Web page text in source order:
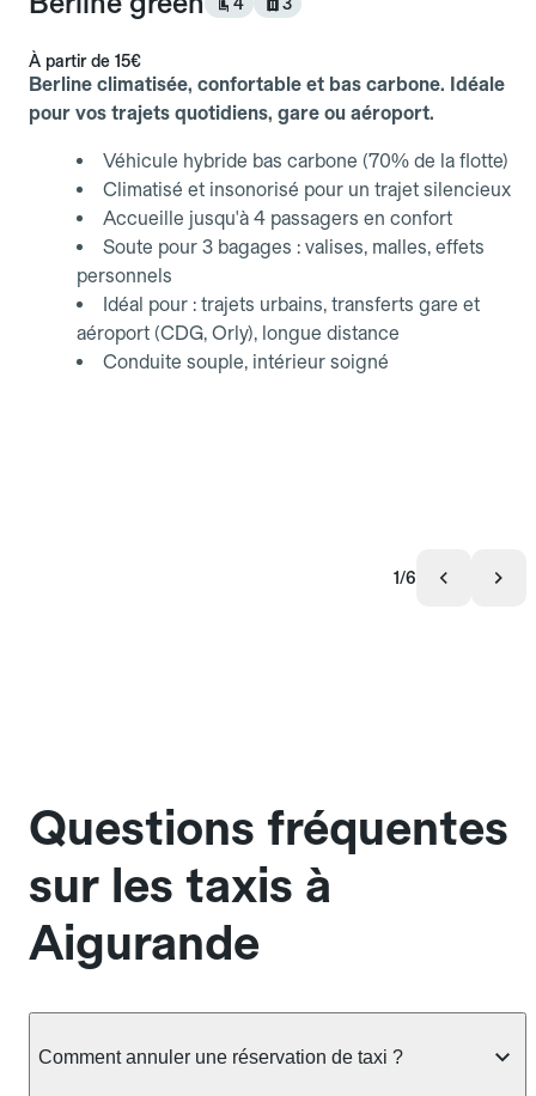
À partir de 15€
Berline climatisée, confortable et bas carbone. Idéale
pour vos trajets quotidiens, gare ou aéroport.
Véhicule hybride bas carbone (70% de la flotte)
Climatisé et insonorisé pour un trajet silencieux
Accueille jusqu'à 4 passagers en confort
Soute pour 3 bagages : valises, malles, effets
personnels
Idéal pour : trajets urbains, transferts gare et
aéroport (CDG, Orly), longue distance
Conduite souple, intérieur soigné
1/6
Questions fréquentes
sur les taxis à
Aigurande
Comment annuler une réservation de taxi ?